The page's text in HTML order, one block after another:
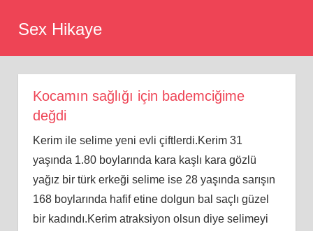
Sex Hikaye
Kocamın sağlığı için bademciğime
değdi
Kerim ile selime yeni evli çiftlerdi.Kerim 31
yaşında 1.80 boylarında kara kaşlı kara gözlü
yağız bir türk erkeği selime ise 28 yaşında sarışın
168 boylarında hafif etine dolgun bal saçlı güzel
bir kadındı.Kerim atraksiyon olsun diye selimeyi